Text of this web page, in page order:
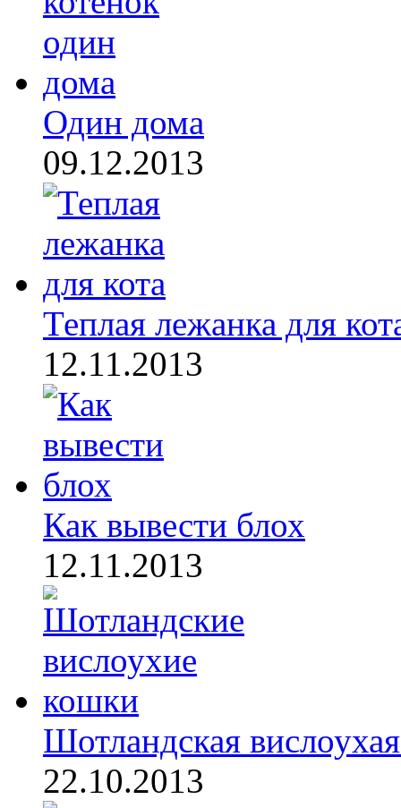
Один дома
09.12.2013
Теплая лежанка для
12.11.2013
Как вывести блох
12.11.2013
Шотландская
22.10.2013